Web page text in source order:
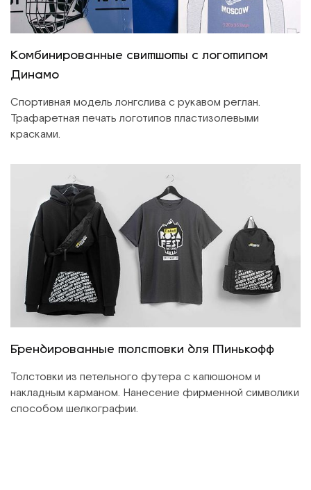
Комбинированные свитшоты с логотипом
Динамо
Спортивная модель лонгслива с рукавом реглан.
Трафаретная печать логотипов пластизолевыми
красками.
Брендированные толстовки для Тинькофф
Толстовки из петельного футера с капюшоном и
накладным карманом. Нанесение фирменной символики
способом шелкографии.